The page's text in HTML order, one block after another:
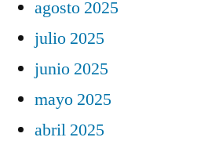
agosto 2025
julio 2025
junio 2025
mayo 2025
abril 2025